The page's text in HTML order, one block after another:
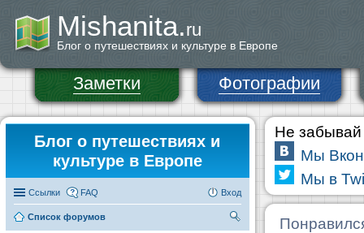
Mishanita.ru
Блог о путешествиях и культуре в Европе
Заметки Фотографии
Блог о путешествиях и
культуре в Европе
Ссылки FAQ Вход
Список форумов
Не забывай
Мы
Мы в